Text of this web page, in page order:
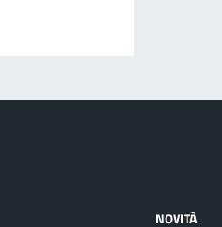
NOVITÀ